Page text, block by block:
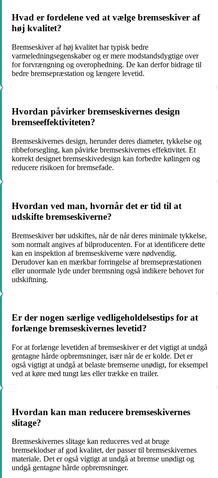
Hvad er fordelene ved at vælge bremseskiver af
høj kvalitet?
Bremseskiver af høj kvalitet har typisk bedre
varmeledningsegenskaber og er mere modstandsdygtige over
for forvrængning og overophedning. De kan derfor bidrage til
bedre bremsepræstation og længere levetid.
Hvordan påvirker bremseskivernes design
bremseeffektiviteten?
Bremseskivernes design, herunder deres diameter, tykkelse og
ribbeforsegling, kan påvirke bremseskivernes effektivitet. Et
korrekt designet bremseskivedesign kan forbedre kølingen og
reducere risikoen for bremsefade.
Hvordan ved man, hvornår det er tid til at
udskifte bremseskiverne?
Bremseskiver bør udskiftes, når de når deres minimale tykkelse,
som normalt angives af bilproducenten. For at identificere dette
kan en inspektion af bremseskiverne være nødvendig.
Derudover kan en mærkbar forringelse af bremsepræstationen
eller unormale lyde under bremsning også indikere behovet for
udskiftning.
Er der nogen særlige vedligeholdelsestips for at
forlænge bremseskivernes levetid?
For at forlænge levetiden af bremseskiver er det vigtigt at undgå
gentagne hårde opbremsninger, især når de er kolde. Det er
også vigtigt at undgå at belaste bremserne unødigt, for eksempel
ved at køre med tungt læs eller trække en trailer.
Hvordan kan man reducere bremseskivernes
slitage?
Bremseskivernes slitage kan reduceres ved at bruge
bremseklodser af god kvalitet, der passer til bremseskivernes
materiale. Det er også vigtigt at undgå at bremse unødigt og
undgå gentagne hårde opbremsninger.